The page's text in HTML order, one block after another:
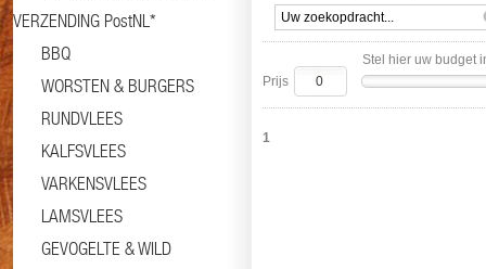
VERZENDING PostNL*
BBQ
WORSTEN & BURGERS
RUNDVLEES
KALFSVLEES
VARKENSVLEES
LAMSVLEES
GEVOGELTE & WILD
Stel hier uw budget
Prijs
1